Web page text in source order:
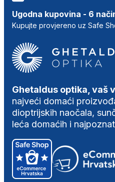
Ugodna kupovina - 6
Kupujte provjereno uz Safe
Ghetaldus optika, vaš
najveći domaći
dioptrijskih naočala,
leća domaćih i